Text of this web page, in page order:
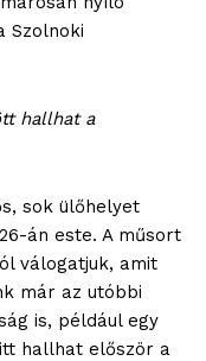
Szolnoki
hallhat a
sok ülőhelyet
án este. A műsort
válogatjuk, amit
már az utóbbi
is, például egy
hallhat először a